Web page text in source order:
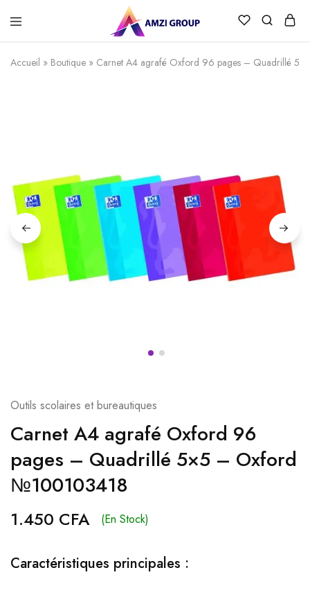
Accueil » Boutique » Carnet A4 agrafé Oxford 96 pages – Quadrillé
Outils scolaires et bureautiques
Carnet A4 agrafé Oxford 96
pages – Quadrillé 5×5 – Oxford
№100103418
1.450 CFA (En Stock)
Caractéristiques principales :